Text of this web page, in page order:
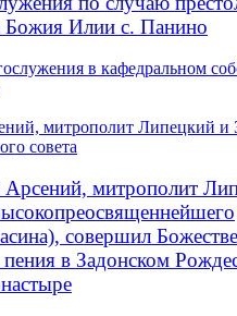
Божия Илии с. Панино
в кафедральном
митрополит Липецкий и
совета
митрополит
совершил
в Задонском